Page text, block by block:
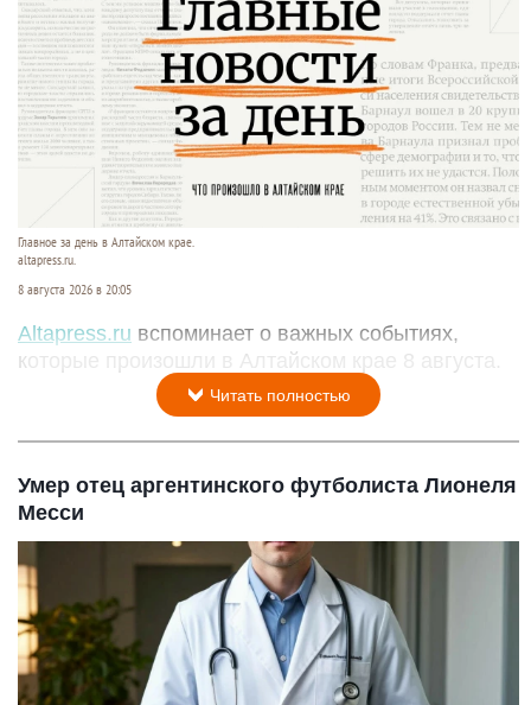
Главное за день в Алтайском крае.
altapress.ru.
8 августа 2026 в 20:05
Altapress.ru вспоминает о важных событиях,
которые произошли в Алтайском крае 8 августа.
Читать полностью
Умер отец аргентинского футболиста Лионеля
Месси